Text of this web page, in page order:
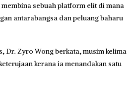
sebuah platform elit di mana
antarabangsa dan peluang baharu
Dr. Zyro Wong berkata, musim kelima
kerana ia menandakan satu